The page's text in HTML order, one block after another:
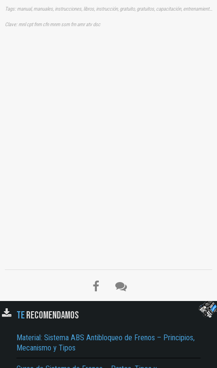
Tags: manual, manuales, instrucciones, libros, instrucción, gratuito, gratuitos, capacitación, entrenamiento, capacitaciones, información, datos, gratis, descargar, vehículo, vehículos, autos, auto, coche, coches, automóvil, automovil, automóviles, automoviles, conponentes, funcionamientos, mecanismos, frenos, frenado, frenando, aprender, descargas
Clave: mnl cpt fnm cfn mnm ssm frn amr atv dsc
TERECOMENDAMOS
Material: Sistema ABS Antibloqueo de Frenos – Principios,
Mecanismo y TiposTexto o Imagen de portada son erróneos.
No carga o no se visualiza el contenido.